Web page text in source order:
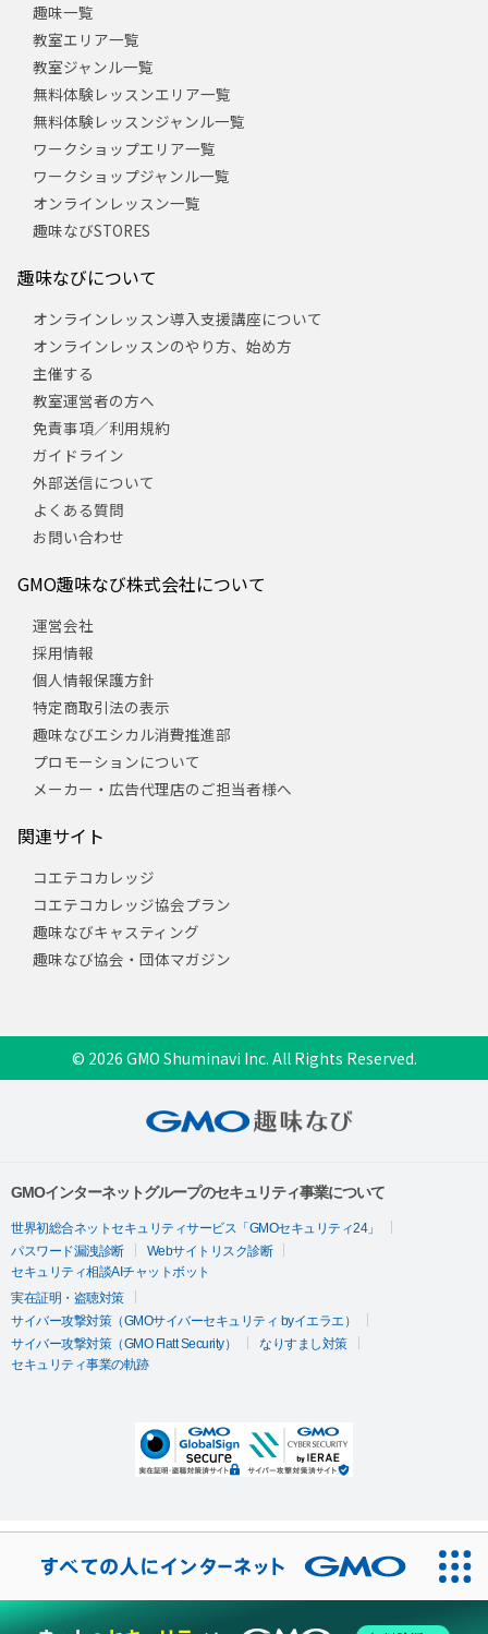
趣味一覧
教室エリア一覧
教室ジャンル一覧
無料体験レッスンエリア一覧
無料体験レッスンジャンル一覧
ワークショップエリア一覧
ワークショップジャンル一覧
オンラインレッスン一覧
趣味なびSTORES
趣味なびについて
オンラインレッスン導入支援講座について
オンラインレッスンのやり方、始め方
主催する
教室運営者の方へ
免責事項／利用規約
ガイドライン
外部送信について
よくある質問
お問い合わせ
GMO趣味なび株式会社について
運営会社
採用情報
個人情報保護方針
特定商取引法の表示
趣味なびエシカル消費推進部
プロモーションについて
メーカー・広告代理店のご担当者様へ
関連サイト
コエテコカレッジ
コエテコカレッジ協会プラン
趣味なびキャスティング
趣味なび協会・団体マガジン
© 2026 GMO Shuminavi Inc. All Rights Reserved.